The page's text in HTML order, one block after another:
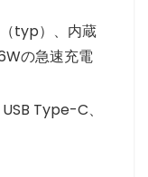
typ）、内蔵
の急速充電
Type-C、